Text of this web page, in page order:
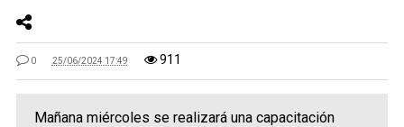
0 25/06/2024 17:49 911
Mañana miércoles se realizará una capacitación